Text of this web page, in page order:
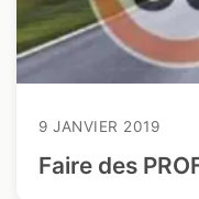
9 JANVIER 2019
Faire des